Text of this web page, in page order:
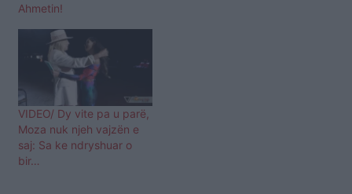
Ahmetin!
VIDEO/ Dy vite pa u parë,
Moza nuk njeh vajzën e
saj: Sa ke ndryshuar o
bir…